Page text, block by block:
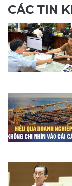
CÁC TIN